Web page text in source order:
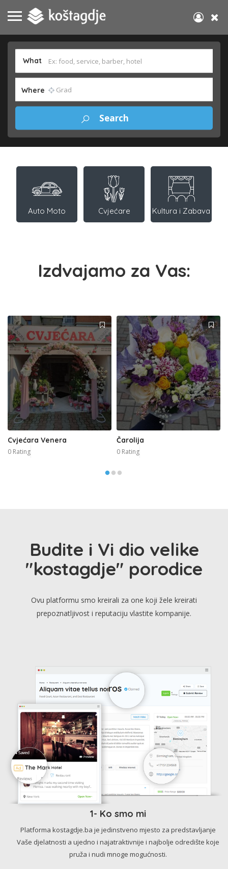
What
Where
Auto Moto Cvjećare Kultura i Zabava
Izdvajamo za Vas:
Cvjećara Venera
0 Rating
Čarolija
0 Rating
Budite i Vi dio velike
"kostagdje" porodice
Ovu platformu smo kreirali za one koji žele kreirati
prepoznatljivost i reputaciju vlastite kompanije.
1- Ko smo mi
Platforma kostagdje.ba je jedinstveno mjesto za predstavljanje
Vaše djelatnosti a ujedno i najatraktivnije i najbolje odredište koje
pruža i nudi mnoge mogućnosti.